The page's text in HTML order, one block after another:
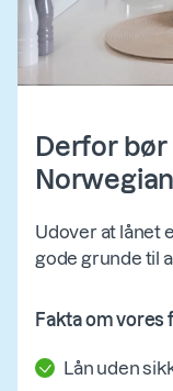
Derfor
Norwegian
Udover at lånet
gode grunde til
Fakta om vores
Lån uden